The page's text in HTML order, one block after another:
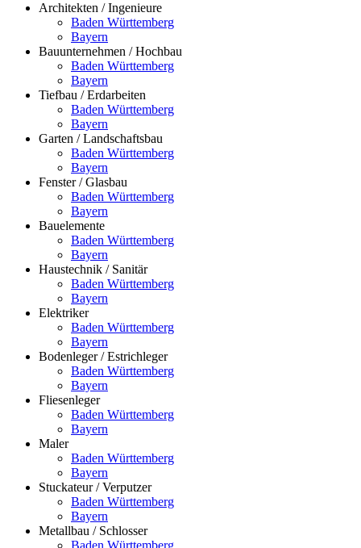
Architekten / Ingenieure
Baden Württemberg
Bayern
Bauunternehmen / Hochbau
Baden Württemberg
Bayern
Tiefbau / Erdarbeiten
Baden Württemberg
Bayern
Garten / Landschaftsbau
Baden Württemberg
Bayern
Fenster / Glasbau
Baden Württemberg
Bayern
Bauelemente
Baden Württemberg
Bayern
Haustechnik / Sanitär
Baden Württemberg
Bayern
Elektriker
Baden Württemberg
Bayern
Bodenleger / Estrichleger
Baden Württemberg
Bayern
Fliesenleger
Baden Württemberg
Bayern
Maler
Baden Württemberg
Bayern
Stuckateur / Verputzer
Baden Württemberg
Bayern
Metallbau / Schlosser
Baden Württemberg